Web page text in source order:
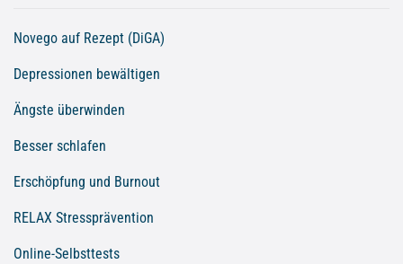
Novego auf Rezept (DiGA)
Depressionen bewältigen
Ängste überwinden
Besser schlafen
Erschöpfung und Burnout
RELAX Stressprävention
Online-Selbsttests